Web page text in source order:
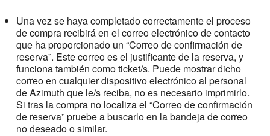
Una vez se haya completado correctamente el proceso
de compra recibirá en el correo electrónico de contacto
que ha proporcionado un “Correo de confirmación de
reserva”. Este correo es el justificante de la reserva, y
funciona también como ticket/s. Puede mostrar dicho
correo en cualquier dispositivo electrónico al personal
de Azimuth que le/s reciba, no es necesario imprimirlo.
Si tras la compra no localiza el “Correo de confirmación
de reserva” pruebe a buscarlo en la bandeja de correo
no deseado o similar.